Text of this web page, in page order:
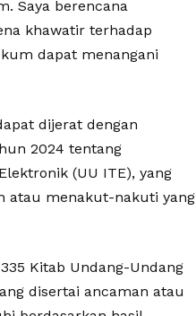
Saya berencana
khawatir terhadap
dapat menangani
dijerat dengan
2024 tentang
(UU ITE), yang
atau menakut-nakuti yang
Kitab Undang-Undang
disertai ancaman atau